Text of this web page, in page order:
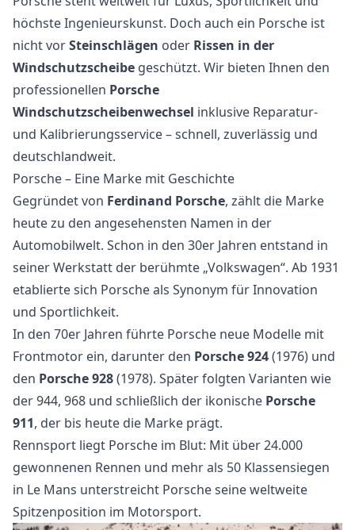
höchste Ingenieurskunst. Doch auch ein Porsche ist
nicht vorSteinschlägen oder Rissen in der
Windschutzscheibe geschützt. Wir bieten Ihnen den
professionellen Porsche
Windschutzscheibenwechsel inklusive Reparatur-
und Kalibrierungsservice – schnell, zuverlässig und
deutschlandweit.
Porsche – Eine Marke mit Geschichte
Gegründet von Ferdinand Porsche, zählt die Marke
heute zu den angesehensten Namen in der
Automobilwelt. Schon in den 30er Jahren entstand in
seiner Werkstatt der berühmte „Volkswagen“. Ab 1931
etablierte sich Porsche als Synonym für Innovation
und Sportlichkeit.
In den 70er Jahren führte Porsche neue Modelle mit
Frontmotor ein, darunter den Porsche 924(1976) und
den Porsche 928(1978). Später folgten Varianten wie
der 944, 968 und schließlich der ikonische Porsche
911, der bis heute die Marke prägt.
Rennsport liegt Porsche im Blut: Mit über 24.000
gewonnenen Rennen und mehr als 50 Klassensiegen
in Le Mans unterstreicht Porsche seine weltweite
Spitzenposition im Motorsport.